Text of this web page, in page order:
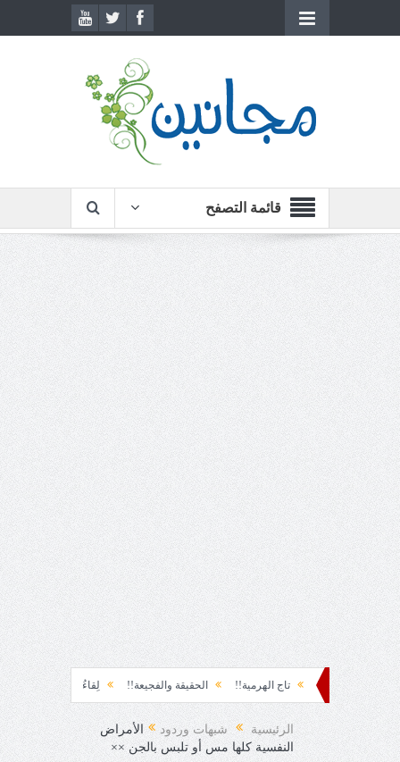
قائمة التصفح
تاج الهرمية!! الحقيقة والفجيعة!! لِقاءُ في المَطَرِ! أين القيادة!!
الرئيسية شبهات وردود
الأمراض
النفسية كلها مس أو تلبس بالجن ××